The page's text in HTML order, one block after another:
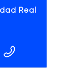
Real